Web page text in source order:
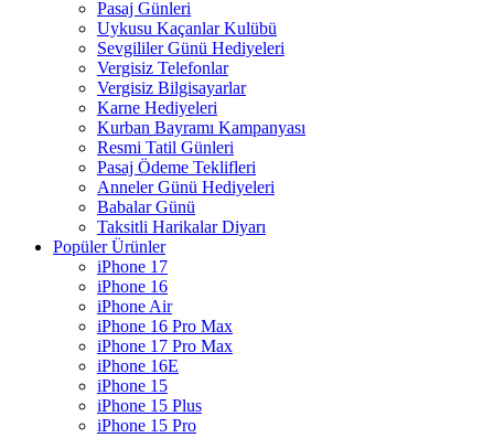
Pasaj Günleri
Uykusu Kaçanlar Kulübü
Sevgililer Günü Hediyeleri
Vergisiz Telefonlar
Vergisiz Bilgisayarlar
Karne Hediyeleri
Kurban Bayramı Kampanyası
Resmi Tatil Günleri
Pasaj Ödeme Teklifleri
Anneler Günü Hediyeleri
Babalar Günü
Taksitli Harikalar Diyarı
Popüler Ürünler
iPhone 17
iPhone 16
iPhone Air
iPhone 16 Pro Max
iPhone 17 Pro Max
iPhone 16E
iPhone 15
iPhone 15 Plus
iPhone 15 Pro